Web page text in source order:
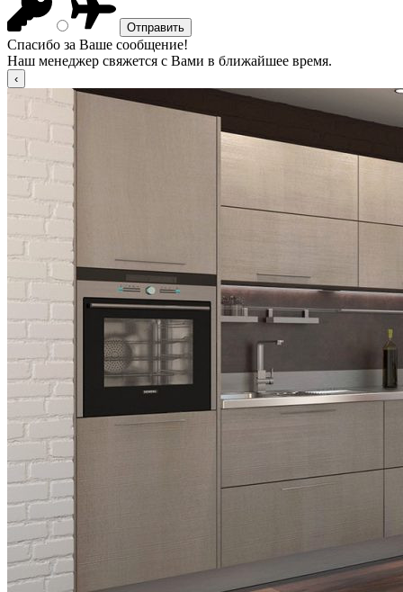
Спасибо за Ваше сообщение!
Наш менеджер свяжется с Вами в ближайшее время.